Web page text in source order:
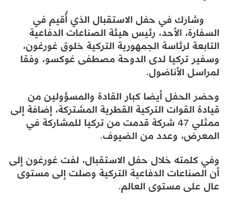
وشارك في حفل الاستقبال الذي أُقيم في
السفارة، الأحد، رئيس هيئة الصناعات الدفاعية
التابعة لرئاسة الجمهورية التركية خلوق غورغون،
وسفير تركيا لدى الدوحة مصطفى غوكسو، وفقا
لمراسل الأناضول.
وحضر الحفل أيضا كبار القادة والمسؤولين من
قيادة القوات التركية القطرية المشتركة، إضافة إلى
ممثلي 47 شركة قدمت من تركيا للمشاركة في
المعرض، وعدد من الضيوف.
وفي كلمته خلال حفل الاستقبال، لفت غورغون إلى
أن الصناعات الدفاعية التركية وصلت إلى مستوى
عال على مستوى العالم.